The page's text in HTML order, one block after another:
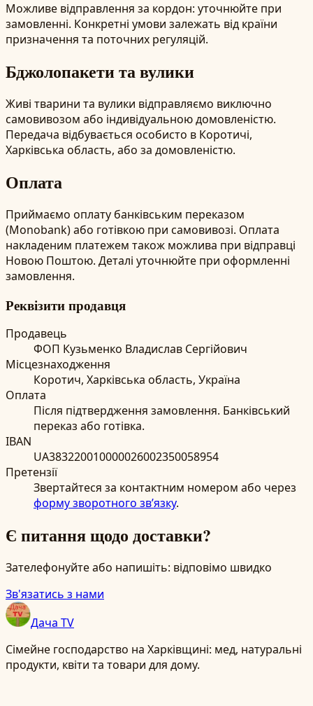
Можливе відправлення за кордон: уточнюйте при
замовленні. Конкретні умови залежать від країни
призначення та поточних регуляцій.
Бджолопакети та вулики
Живі тварини та вулики відправляємо виключно
самовивозом або індивідуальною домовленістю.
Передача відбувається особисто в Коротичі,
Харківська область, або за домовленістю.
Оплата
Приймаємо оплату банківським переказом
(Monobank) або готівкою при самовивозі. Оплата
накладеним платежем також можлива при відправці
Новою Поштою. Деталі уточнюйте при оформленні
замовлення.
Реквізити продавця
Продавець
ФОП Кузьменко Владислав Сергійович
Місцезнаходження
Коротич, Харківська область, Україна
Оплата
Після підтвердження замовлення. Банківський
переказ або готівка.
IBAN
UA383220010000026002350058954
Претензії
Звертайтеся за контактним номером або через
форму зворотного зв’язку.
Є питання щодо доставки?
Зателефонуйте або напишіть: відповімо швидко
Зв'язатись з нами
Дача TV
Сімейне господарство на Харківщині: мед, натуральні
продукти, квіти та товари для дому.